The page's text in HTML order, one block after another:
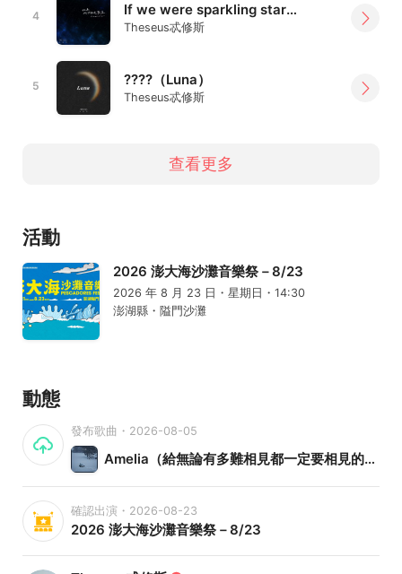
4 If we were sparkling stars（如果我們都是繁星） Single Ver.
Theseus忒修斯
5 ????（Luna）
Theseus忒修斯
查看更多
活動
2026 澎大海沙灘音樂祭－8/23
2026 年 8 月 23 日・星期日・14:30
澎湖縣・隘門沙灘
動態
發布歌曲・2026-08-05
Amelia（給無論有多難相見都一定要相見的你）
確認出演・2026-08-23
2026 澎大海沙灘音樂祭－8/23